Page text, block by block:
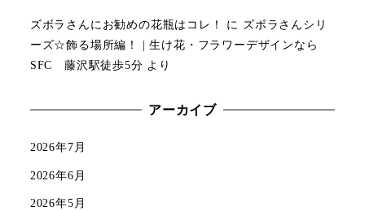
ズボラさんにお勧めの花瓶はコレ！ に
ズボラさんシリ
ーズ☆飾る場所編！ | 生け花・フラワーデザインなら
SFC 藤沢駅徒歩5分 より
アーカイブ
2026年7月
2026年6月
2026年5月